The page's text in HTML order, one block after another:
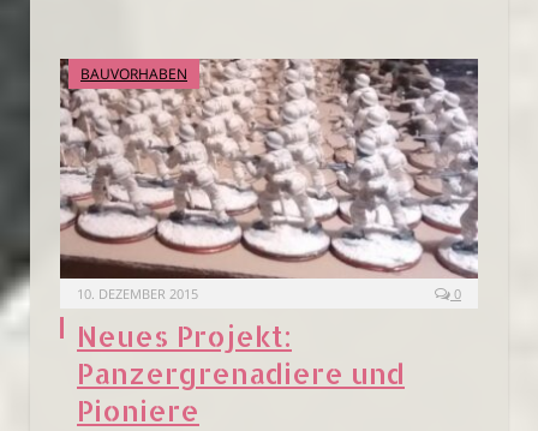
BAUVORHABEN
10. DEZEMBER 2015 0
Neues Projekt:
Panzergrenadiere und
Pioniere